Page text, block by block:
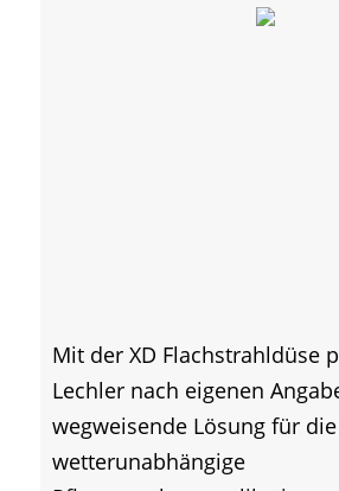
Mit der XD Flachstrahldüse
Lechler nach eigenen
wegweisende Lösung für
wetterunabhängige